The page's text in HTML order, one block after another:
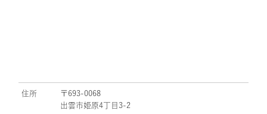
住所
〒693-0068
出雲市姫原4丁目3-2